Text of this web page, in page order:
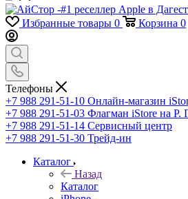
Избранные товары 0 Корзина 0
Телефоны
+7 988 291-51-10 Онлайн-магазин
+7 988 291-51-03 Флагман iStore на Р.
+7 988 291-51-14 Сервисный центр
+7 988 291-51-30 Трейд-ин
Каталог
Назад
Каталог